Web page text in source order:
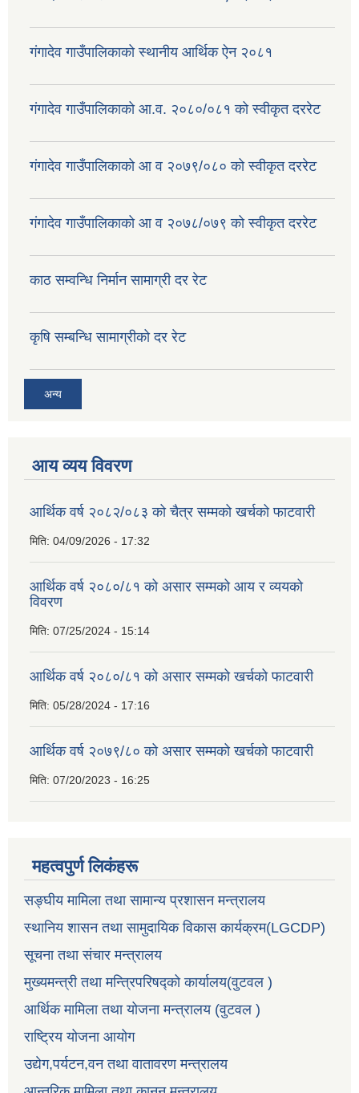
गंगादेव गाउँपालिकाको स्थानीय आर्थिक ऐन २०८१
गंगादेव गाउँपालिकाको आ.व. २०८०/०८१ को स्वीकृत दररेट
गंगादेव गाउँपालिकाको आ व २०७९/०८० को स्वीकृत दररेट
गंगादेव गाउँपालिकाको आ व २०७८/०७९ को स्वीकृत दररेट
काठ सम्वन्धि निर्मान सामाग्री दर रेट
कृषि सम्बन्धि सामाग्रीको दर रेट
अन्य
आय व्यय विवरण
आर्थिक वर्ष २०८२/०८३ को चैत्र सम्मको खर्चको फाटवारी
मिति: 04/09/2026 - 17:32
आर्थिक वर्ष २०८०/८१ को असार सम्मको आय र व्ययको
विवरण
मिति: 07/25/2024 - 15:14
आर्थिक वर्ष २०८०/८१ को असार सम्मको खर्चको फाटवारी
मिति: 05/28/2024 - 17:16
आर्थिक वर्ष २०७९/८० को असार सम्मको खर्चको फाटवारी
मिति: 07/20/2023 - 16:25
महत्वपुर्ण लिकंहरू
सङ्घीय मामिला तथा सामान्य प्रशासन मन्त्रालय
स्थानिय शासन तथा सामुदायिक विकास कार्यक्रम(LGCDP)
सूचना तथा संचार मन्त्रालय
मुख्यमन्त्री तथा मन्त्रिपरिषद्को कार्यालय(वुटवल )
आर्थिक मामिला तथा योजना मन्त्रालय (वुटवल )
राष्ट्रिय योजना आयोग
उद्येग,पर्यटन,वन तथा वातावरण मन्त्रालय